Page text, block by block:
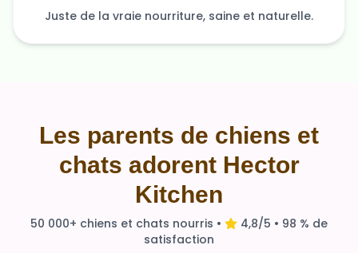
Juste de la vraie nourriture, saine et naturelle.
Les parents de chiens et
chats adorent Hector
Kitchen
50 000+ chiens et chats nourris •
4,8/5 • 98 % de
satisfaction